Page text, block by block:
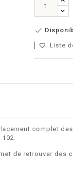

favorite_border Liste
complet
de retrouver des